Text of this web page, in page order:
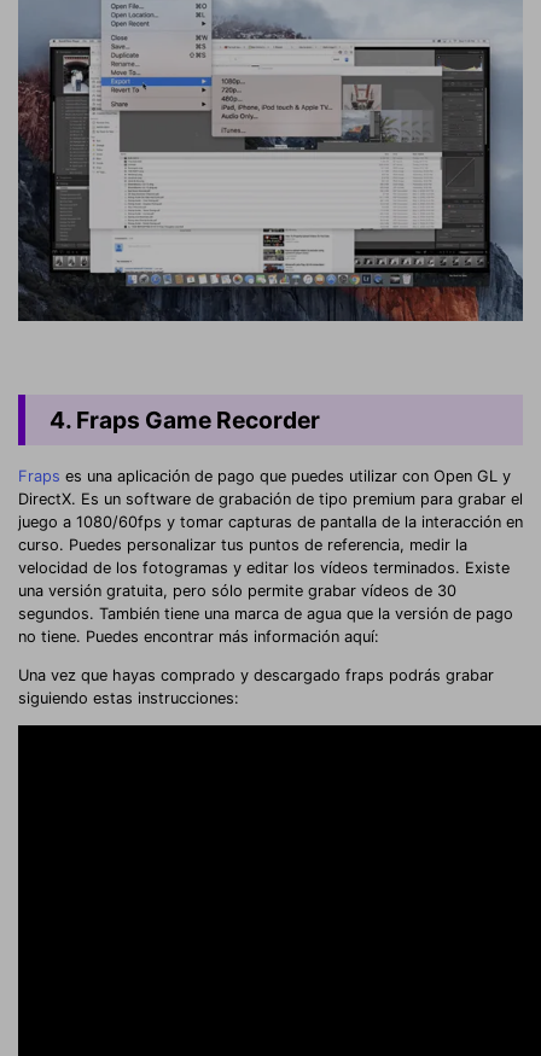
4. Fraps Game Recorder
Fraps es una aplicación de pago que puedes utilizar con Open GL y
DirectX. Es un software de grabación de tipo premium para grabar el
juego a 1080/60fps y tomar capturas de pantalla de la interacción en
curso. Puedes personalizar tus puntos de referencia, medir la
velocidad de los fotogramas y editar los vídeos terminados. Existe
una versión gratuita, pero sólo permite grabar vídeos de 30
segundos. También tiene una marca de agua que la versión de pago
no tiene. Puedes encontrar más información aquí:
Una vez que hayas comprado y descargado fraps podrás grabar
siguiendo estas instrucciones: